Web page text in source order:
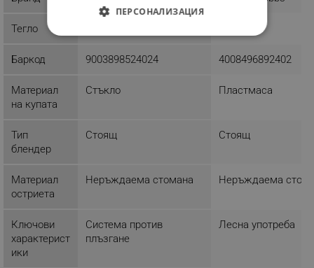
Тегло
Баркод 9003898524024 4008496892402
Материал
на купата
Стъкло Пластмаса
Тип
блендер
Стоящ Стоящ
Материал
остриета
Неръждаема стомана Неръждаема
Ключови
характерист
ики
Система против
плъзгане
Лесна употреба
ПЕРСОНАЛИЗАЦИЯ
СТРОГО НЕОБХОДИМО
ЕФЕКТИВНОСТ
ТАРГЕТИРАНЕ
Таргетиране